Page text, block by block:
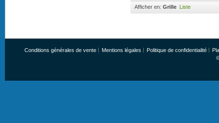
Afficher en: Grille Liste
Conditions générales de vente Mentions légales Politique de confidentialité